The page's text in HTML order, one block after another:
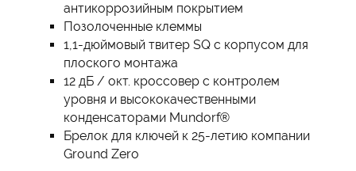
антикоррозийным покрытием
Позолоченные клеммы
1,1-дюймовый твитер SQ с корпусом для
плоского монтажа
12 дБ / окт. кроссовер с контролем
уровня и высококачественными
конденсаторами Mundorf®
Брелок для ключей к 25-летию компании
Ground Zero